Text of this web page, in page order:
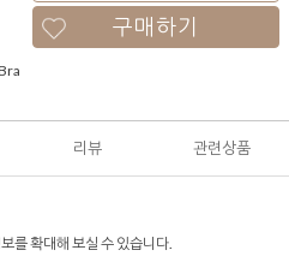
구매하기
리뷰 관련상품
를 확대해 보실 수 있습니다.